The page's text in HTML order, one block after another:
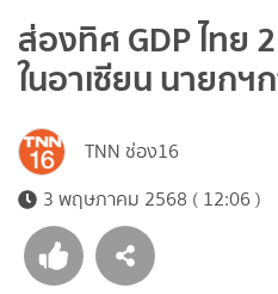
ส่องทิศ GDP ไทย
ในอาเซียน นายก
TNN ช่อง16
3 พฤษภาคม 2568 ( 12:06 )